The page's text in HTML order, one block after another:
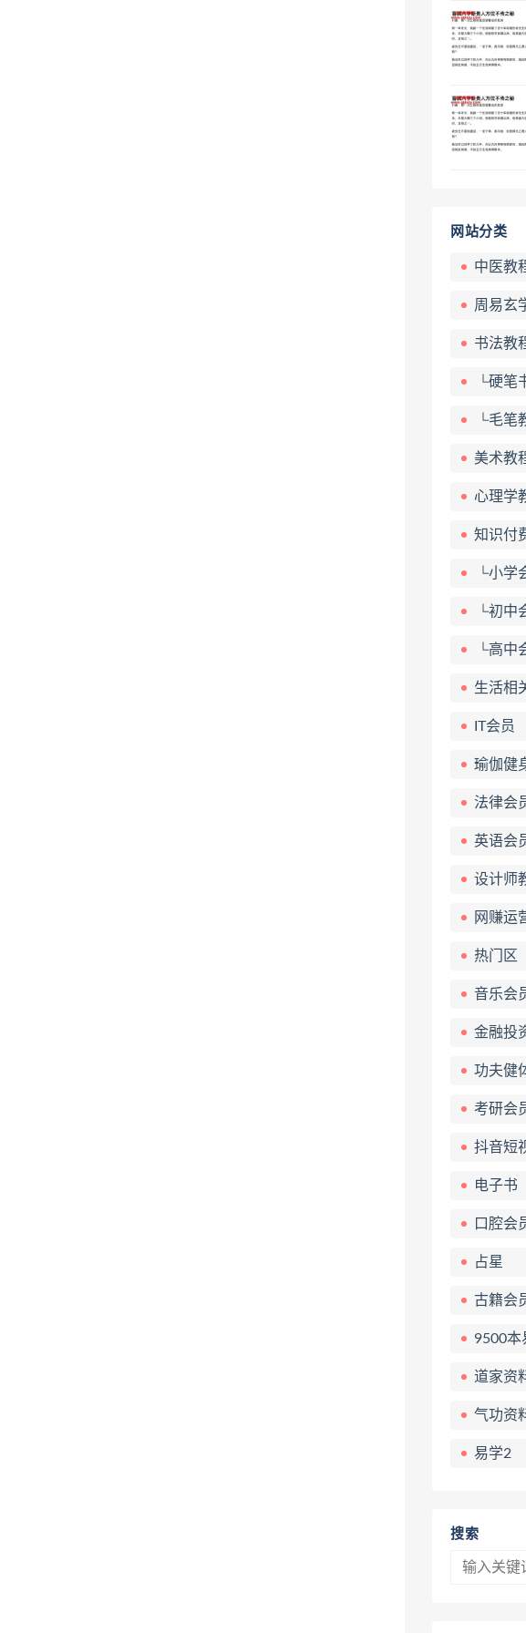
网站分类
中医教
周易玄
书法教
└硬笔
└毛笔
美术教
心理学
知识付
└小学
└初中
└高中
生活相
IT会员
瑜伽健
法律会
英语会
设计师
网赚运
热门区
音乐会
金融投
功夫健
考研会
抖音短
电子书
口腔会
占星
古籍会
9500本
道家资
气功资
易学2
搜索